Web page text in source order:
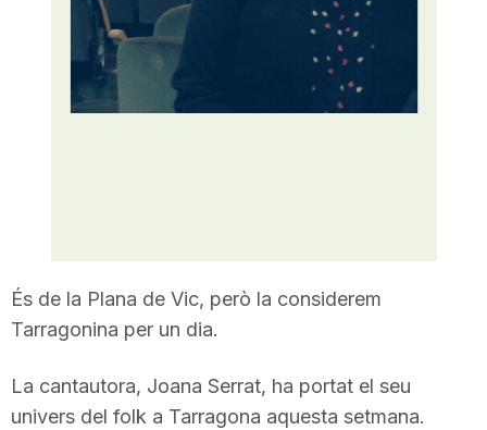
r
És de la Plana de Vic, però la considerem
Tarragonina per un dia.
La cantautora, Joana Serrat, ha portat el seu
univers del folk a Tarragona aquesta setmana.